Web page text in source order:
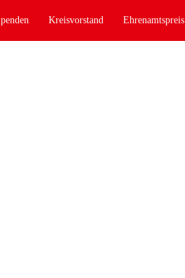
Kreisvorstand Ehrenamtspreis